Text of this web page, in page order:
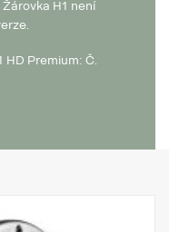
H1 není
Premium: Č.